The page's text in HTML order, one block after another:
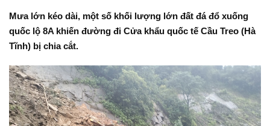
Mưa lớn kéo dài, một số khối lượng lớn đất đá đổ xuống
quốc lộ 8A khiến đường đi Cửa khẩu quốc tế Cầu Treo (Hà
Tĩnh) bị chia cắt.